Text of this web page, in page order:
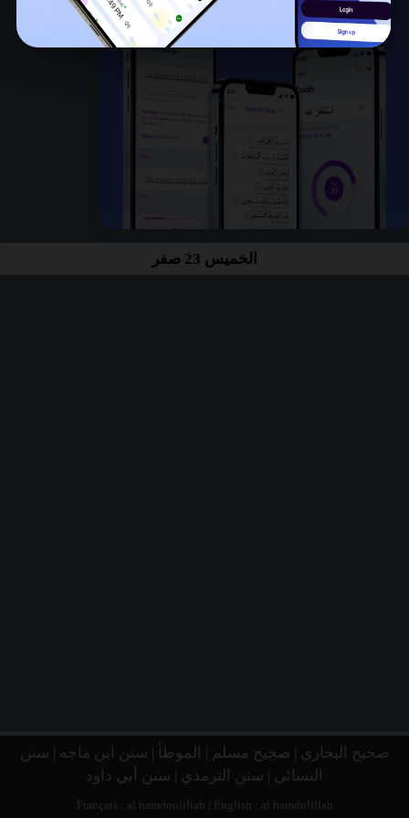
الخميس 23 صفر
صحيح البخاري| صحِيح مسلم الموطأ سنن ابن ماجه|
سنن
النسائي| سنن الترمذي| سنن أبي داود
Français : al hamdoulillah | English :
al hamdulillah